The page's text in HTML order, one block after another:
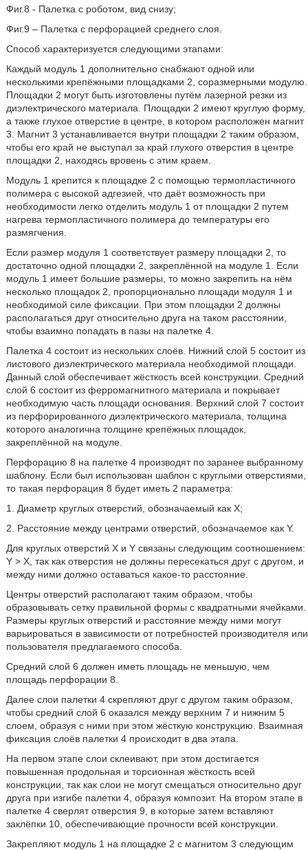
Фиг.8 - Палетка с роботом, вид снизу;
Фиг.9 – Палетка с перфорацией среднего слоя.
Способ характеризуется следующими этапами:
Каждый модуль 1 дополнительно снабжают одной или
несколькими крепёжными площадками 2, соразмерными модулю.
Площадки 2 могут быть изготовлены путём лазерной резки из
диэлектрического материала. Площадки 2 имеют круглую форму,
а также глухое отверстие в центре, в котором расположен магнит
3. Магнит 3 устанавливается внутри площадки 2 таким образом,
чтобы его край не выступал за край глухого отверстия в центре
площадки 2, находясь вровень с этим краем.
Модуль 1 крепится к площадке 2 с помощью термопластичного
полимера с высокой адгезией, что даёт возможность при
необходимости легко отделить модуль 1 от площадки 2 путем
нагрева термопластичного полимера до температуры его
размягчения.
Если размер модуля 1 соответствует размеру площадки 2, то
достаточно одной площадки 2, закреплённой на модуле 1. Если
модуль 1 имеет большие размеры, то можно закрепить на нём
несколько площадок 2, пропорционально площади модуля 1 и
необходимой силе фиксации. При этом площадки 2 должны
располагаться друг относительно друга на таком расстоянии,
чтобы взаимно попадать в пазы на палетке 4.
Палетка 4 состоит из нескольких слоёв. Нижний слой 5 состоит из
листового диэлектрического материала необходимой площади.
Данный слой обеспечивает жёсткость всей конструкции. Средний
слой 6 состоит из ферромагнитного материала и покрывает
необходимую часть площади основания. Верхний слой 7 состоит
из перфорированного диэлектрического материала, толщина
которого аналогична толщине крепёжных площадок,
закреплённой на модуле.
Перфорацию 8 на палетке 4 производят по заранее выбранному
шаблону. Если был использован шаблон с круглыми отверстиями,
то такая перфорация 8 будет иметь 2 параметра:
1. Диаметр круглых отверстий, обозначаемый как Х;
2. Расстояние между центрами отверстий, обозначаемое как Y.
Для круглых отверстий X и Y связаны следующим соотношением:
Y > X, так как отверстия не должны пересекаться друг с другом, и
между ними должно оставаться какое-то расстояние.
Центры отверстий располагают таким образом, чтобы
образовывать сетку правильной формы с квадратными ячейками.
Размеры круглых отверстий и расстояние между ними могут
варьироваться в зависимости от потребностей производителя или
пользователя предлагаемого способа.
Средний слой 6 должен иметь площадь не меньшую, чем
площадь перфорации 8.
Далее слои палетки 4 скрепляют друг с другом таким образом,
чтобы средний слой 6 оказался между верхним 7 и нижним 5
слоем, образуя с ними при этом жёсткую конструкцию. Взаимная
фиксация слоёв палетки 4 происходит в два этапа.
На первом этапе слои склеивают, при этом достигается
повышенная продольная и торсионная жёсткость всей
конструкции, так как слои не могут смещаться относительно друг
друга при изгибе палетки 4, образуя композит. На втором этапе в
палетке 4 сверлят отверстия 9, в которые затем вставляют
заклёпки 10, обеспечивающие прочности всей конструкции.
Закрепляют модуль 1 на площадке 2 с магнитом 3 следующим